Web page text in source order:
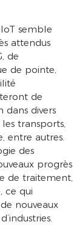
semble
attendus
de
de pointe,
de
dans divers
transports,
entre autres.
des
progrès
de traitement,
ce qui
nouveaux